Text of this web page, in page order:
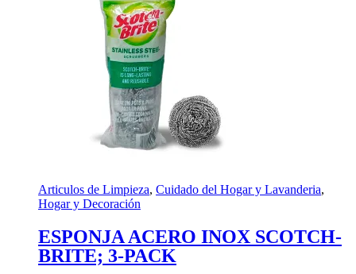
Articulos de Limpieza, Cuidado del Hogar y Lavanderia,
Hogar y Decoración
ESPONJA ACERO INOX SCOTCH-
BRITE; 3-PACK